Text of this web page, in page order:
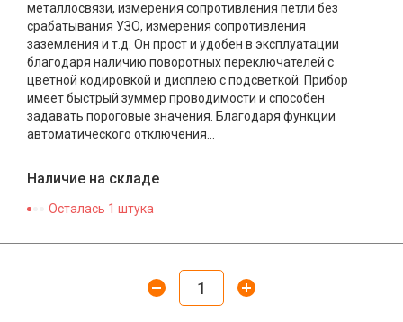
металлосвязи, измерения сопротивления петли без
срабатывания УЗО, измерения сопротивления
заземления и т.д. Он прост и удобен в эксплуатации
благодаря наличию поворотных переключателей с
цветной кодировкой и дисплею с подсветкой. Прибор
имеет быстрый зуммер проводимости и способен
задавать пороговые значения. Благодаря функции
автоматического отключения...
Наличие на складе
Осталась 1 штука